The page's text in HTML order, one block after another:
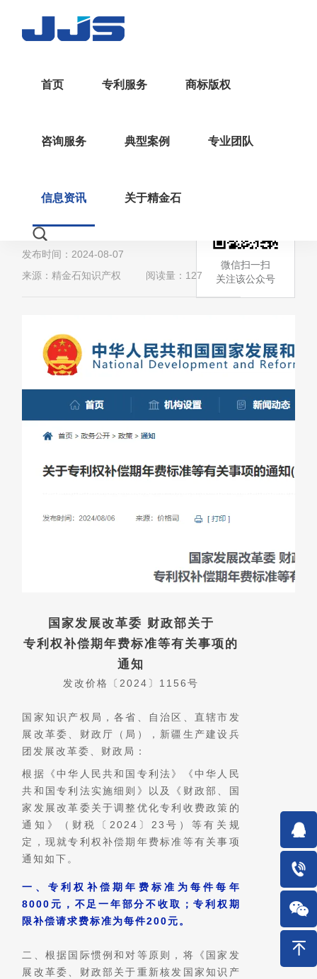
首页 专利服务 商标版权
咨询服务 典型案例 专业团队
信息资讯 关于精金石
于专利权补偿期年费标准
发布时间：2024-08-07
来源：精金石知识产权
阅读量：127
国家发展改革委 财政部关于
专利权补偿期年费标准等有关事项的
通知
发改价格〔2024〕1156号
国家知识产权局，各省、自治区、直辖市发
展改革委、财政厅（局），新疆生产建设兵
团发展改革委、财政局：
根据《中华人民共和国专利法》《中华人民
共和国专利法实施细则》以及《财政部、国
家发展改革委关于调整优化专利收费政策的
通知》（财税〔2024〕23号）等有关规
定，现就专利权补偿期年费标准等有关事项
通知如下。
一、专利权补偿期年费标准为每件每年
8000元，不足一年部分不收取；专利权期
限补偿请求费标准为每件200元。
二、根据国际惯例和对等原则，将《国家发
展改革委、财政部关于重新核发国家知识产
微信扫一扫
关注该公众号